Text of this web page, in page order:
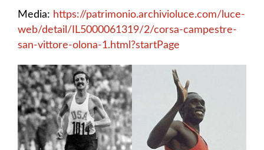
Media: https://patrimonio.archivioluce.com/luce-
web/detail/IL5000061319/2/corsa-campestre-
san-vittore-olona-1.html?startPage